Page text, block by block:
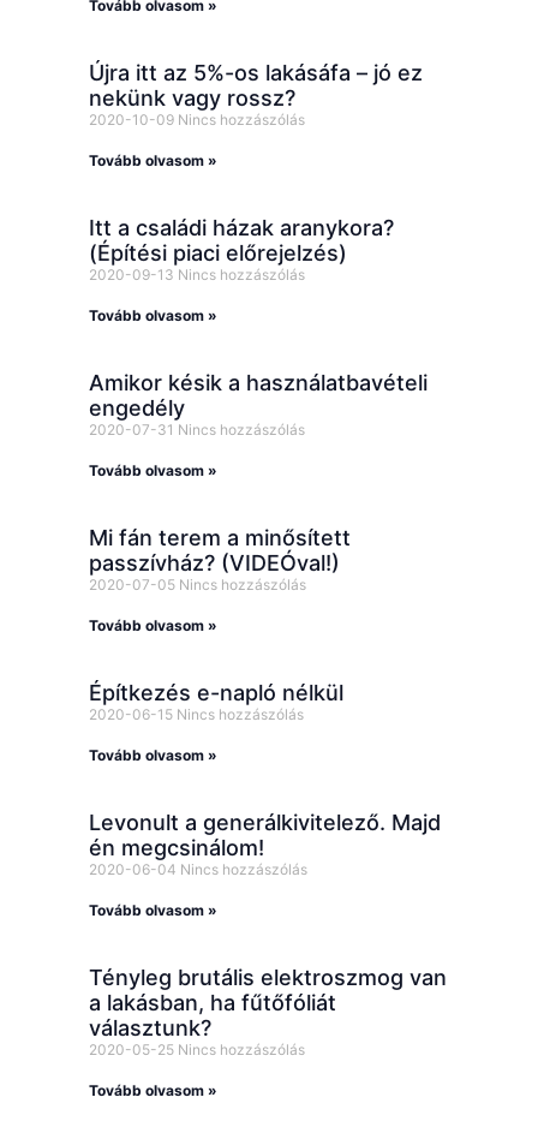
Tovább olvasom »
Újra itt az 5%-os lakásáfa – jó ez
nekünk vagy rossz?
2020-10-09 Nincs hozzászólás
Tovább olvasom »
Itt a családi házak aranykora?
(Építési piaci előrejelzés)
2020-09-13 Nincs hozzászólás
Tovább olvasom »
Amikor késik a használatbavételi
engedély
2020-07-31 Nincs hozzászólás
Tovább olvasom »
Mi fán terem a minősített
passzívház? (VIDEÓval!)
2020-07-05 Nincs hozzászólás
Tovább olvasom »
Építkezés e-napló nélkül
2020-06-15 Nincs hozzászólás
Tovább olvasom »
Levonult a generálkivitelező. Majd
én megcsinálom!
2020-06-04 Nincs hozzászólás
Tovább olvasom »
Tényleg brutális elektroszmog van
a lakásban, ha fűtőfóliát
választunk?
2020-05-25 Nincs hozzászólás
Tovább olvasom »